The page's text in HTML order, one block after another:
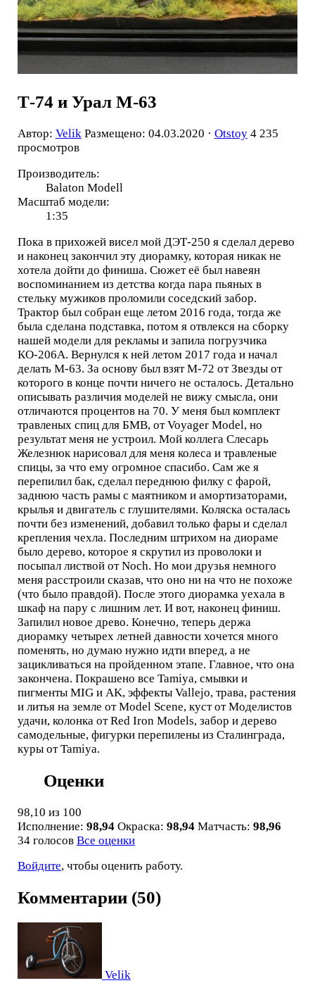
Т-74 и Урал М-63
Автор: Velik Размещено: 04.03.2020 · Otstoy 4 235
просмотров
Производитель:
Balaton Modell
Масштаб модели:
1:35
Пока в прихожей висел мой ДЭТ-250 я сделал дерево
и наконец закончил эту диорамку, которая никак не
хотела дойти до финиша. Сюжет её был навеян
воспоминанием из детства когда пара пьяных в
стельку мужиков проломили соседский забор.
Трактор был собран еще летом 2016 года, тогда же
была сделана подставка, потом я отвлекся на сборку
нашей модели для рекламы и запила погрузчика
КО-206А. Вернулся к ней летом 2017 года и начал
делать М-63. За основу был взят М-72 от Звезды от
которого в конце почти ничего не осталось. Детально
описывать различия моделей не вижу смысла, они
отличаются процентов на 70. У меня был комплект
травленых спиц для БМВ, от Voyager Model, но
результат меня не устроил. Мой коллега Слесарь
Железнюк нарисовал для меня колеса и травленые
спицы, за что ему огромное спасибо. Сам же я
перепилил бак, сделал переднюю филку с фарой,
заднюю часть рамы с маятником и амортизаторами,
крылья и двигатель с глушителями. Коляска осталась
почти без изменений, добавил только фары и сделал
крепления чехла. Последним штрихом на диораме
было дерево, которое я скрутил из проволоки и
посыпал листвой от Noch. Но мои друзья немного
меня расстроили сказав, что оно ни на что не похоже
(что было правдой). После этого диорамка уехала в
шкаф на пару с лишним лет. И вот, наконец финиш.
Запилил новое древо. Конечно, теперь держа
диорамку четырех летней давности хочется много
поменять, но думаю нужно идти вперед, а не
зацикливаться на пройденном этапе. Главное, что она
закончена. Покрашено все Tamiya, смывки и
пигменты MIG и AK, эффекты Vallejo, трава, растения
и литья на земле от Model Scene, куст от Моделистов
удачи, колонка от Red Iron Models, забор и дерево
самодельные, фигурки перепилены из Сталинграда,
куры от Tamiya.
Оценки
98,10 из 100
Исполнение: 98,94 Окраска: 98,94 Матчасть: 98,96
34 голосов Все оценки
Войдите, чтобы оценить работу.
Комментарии (50)
Velik